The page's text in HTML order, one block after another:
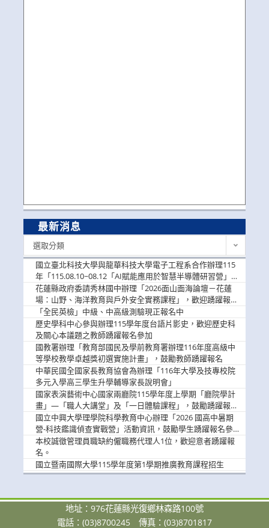
最新消息
選取分類
國立臺北科技大學與龍華科技大學電子工程系合作辦理115
年「115.08.10~08.12「AI賦能應用於智慧半導體研習營」，
歡迎學生踴躍報名參加
花蓮縣政府委請秀林國中辦理「2026面山面海論壇－花蓮
場：山野、海洋教育與戶外安全實務課程」，歡迎踴躍報名
參加
「全民英檢」中級、中高級測驗現正報名中
歷史學科中心參與辦理115學年度台語片影史，歡迎歷史科
及關心本議題之教師踴躍報名參加
國教署辦理「教育部國民及學前教育署辦理116年度高級中
等學校教學卓越獎初選實施計畫」，鼓勵教師踴躍報名
中華民國全國家長教育協會為辦理「116年大學及技專校院
多元入學高三學生升學輔導家長說明會」
國家表演藝術中心國家兩廳院115學年度上學期「廳院學計
畫」—「職人大講堂」及「一日體驗課程」，鼓勵踴躍報名
參與。
國立中興大學理學院科學教育中心辦理「2026 國高中暑期
營-科技鑑識偵查實戰營」活動資訊，鼓勵學生踴躍報名參
加。
本校誠徵管理員職缺約僱職務代理人1位，歡迎意者踴躍報
名。
國立暨南國際大學115學年度第1學期推廣教育課程招生
地址：976花蓮縣光復鄉林森路100號
電話：(03)8700245
傳真：(03)8701817